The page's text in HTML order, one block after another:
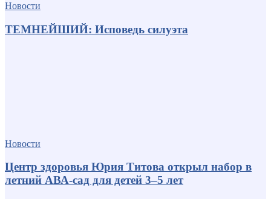
Новости
ТЕМНЕЙШИЙ: Исповедь силуэта
Новости
Центр здоровья Юрия Титова открыл набор в
летний АВА-сад для детей 3–5 лет